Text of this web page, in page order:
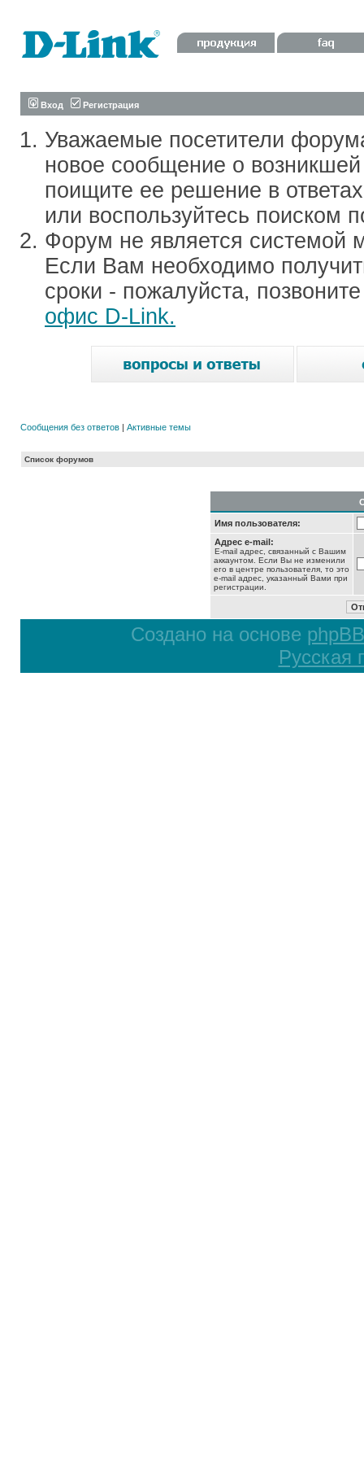
Вход Регистрация
Уважаемые посетители
новое сообщение о
поищите ее решение в
или воспользуйтесь поиском
Форум не является системой
Если Вам необходимо
сроки - пожалуйста,
офис D-Link.
Сообщения без ответов | Активные темы
Список форумов
Имя пользователя:
Адрес e-mail:
E-mail адрес, связанный с Вашим
аккаунтом. Если Вы не изменили
его в центре пользователя, то это
e-mail адрес, указанный Вами при
регистрации.
Создано на основе phpBB
Русская